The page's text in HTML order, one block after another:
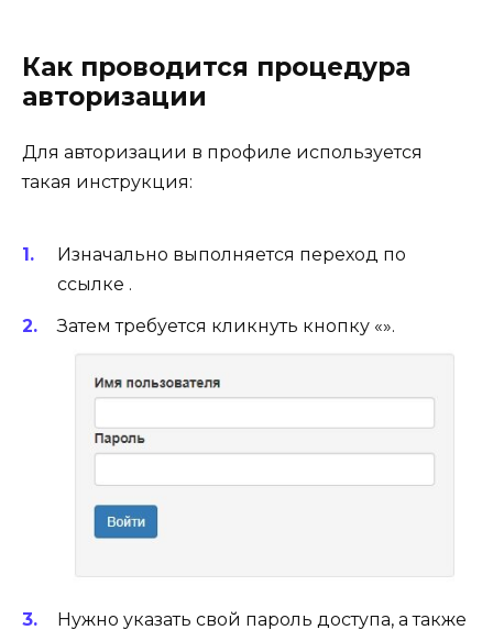
Как проводится процедура
авторизации
Для авторизации в профиле используется
такая инструкция:
Изначально выполняется переход по
ссылке .
Затем требуется кликнуть кнопку «».
Нужно указать свой пароль доступа, а также